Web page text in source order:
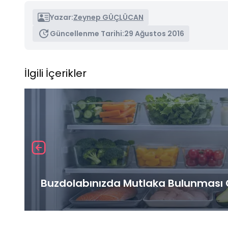
Yazar:Zeynep GÜÇLÜCAN
Güncellenme Tarihi:29 Ağustos 2016
İlgili İçerikler
Buzdolabınızda Mutlaka Bulunması